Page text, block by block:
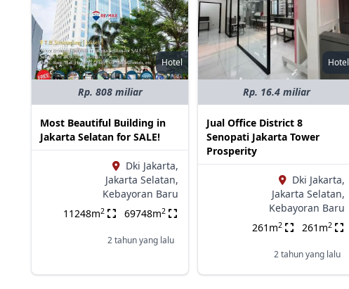
Hotel
Rp. 808 miliar
Most Beautiful Building in
Jakarta Selatan for SALE!
Dki Jakarta,
Jakarta Selatan,
Kebayoran Baru
11248m2 69748m2
2 tahun yang lalu
Hotel
Rp. 16.4 miliar
Jual Office District 8
Senopati Jakarta Tower
Prosperity
Dki Jakarta,
Jakarta Selatan,
Kebayoran Baru
261m2 261m2
2 tahun yang lalu